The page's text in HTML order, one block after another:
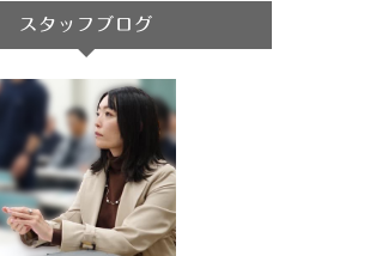
スタッフブログ